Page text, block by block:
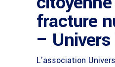
fracture
–
L’association